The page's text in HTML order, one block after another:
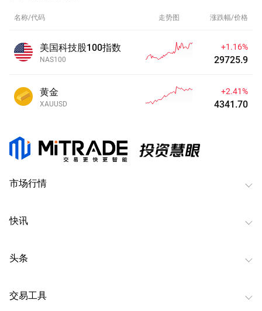
名称/代码 走势图 涨跌幅/价格
美国科技股100指数
NAS100
+1.16%
29725.9
黄金
XAUUSD
+2.41%
4341.70
市场行情
快讯
头条
交易工具